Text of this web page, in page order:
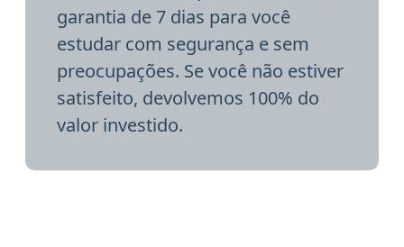
garantia de 7 dias para você
estudar com segurança e sem
preocupações. Se você não estiver
satisfeito, devolvemos 100% do
valor investido.